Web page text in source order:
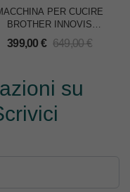
PER CUCIRE
BROTHER INNOVIS
NV30M1
399,00 € 649,00€
su